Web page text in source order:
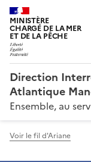
MINISTÈRE
CHARGÉ DE LA MER
ET DE LA PÊCHE
Direction
Atlantique
Ensemble, au
Voir le fil d'Ariane